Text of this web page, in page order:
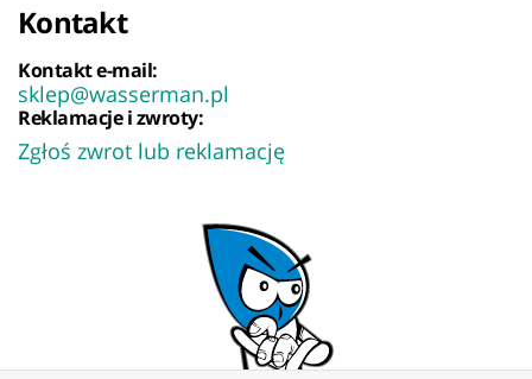
Kontakt
Kontakt e-mail:
sklep@wasserman.pl
Reklamacje i zwroty:
Zgłoś zwrot lub reklamację